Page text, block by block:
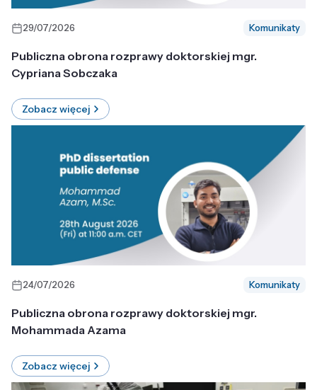
29/07/2026 Komunikaty
Publiczna obrona rozprawy doktorskiej mgr.
Cypriana Sobczaka
Zobacz więcej
24/07/2026 Komunikaty
Publiczna obrona rozprawy doktorskiej mgr.
Mohammada Azama
Zobacz więcej